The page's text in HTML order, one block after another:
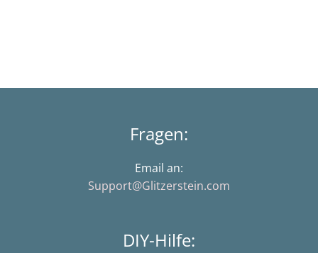
Fragen:
Email an:
Support@Glitzerstein.com
DIY-Hilfe: